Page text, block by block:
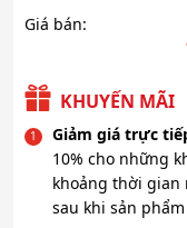
Giá bán:
KHUYẾN MÃI
Giảm giá trực
10% cho những
khoảng thời
sau khi sản